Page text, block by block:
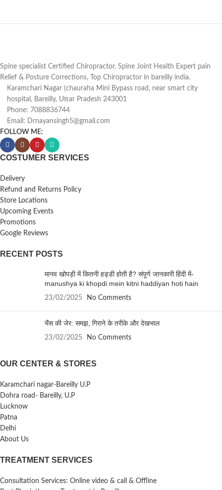
Spine specialist Certified Chiropractor, Spine Joint Health Expert pain
Relief & Posture Corrections, Top Chiropractor in bareilly india.
Karamchari Nagar (chauraha Mini Bypass road, near smart city
hospital, Bareilly, Uttar Pradesh 243001
Phone: 7088836744
Email: Drnayansingh5@gmail.com
FOLLOW ME:
COSTUMER SERVICES
Delivery
Refund and Returns Policy
Store Locations
Upcoming Events
Promotions
Google Reviews
RECENT POSTS
मानव खोपड़ी में कितनी हड्डी होती है? संपूर्ण जानकारी हिंदी में-
manushya ki khopdi mein kitni haddiyan hoti hain
23/02/2025 No Comments
भैंस की जेर: समझ, गिराने के तरीके और देखभाल
23/02/2025 No Comments
OUR CENTER & STORES
Karamchari nagar-Bareilly U.P
Dohra road- Bareilly, U.P
Lucknow
Patna
Delhi
About Us
TREATMENT SERVICES
Consultation Services: Online video & call & Offline